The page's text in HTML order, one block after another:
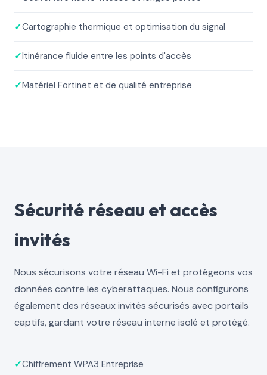
✓Cartographie thermique et optimisation du signal
✓Itinérance fluide entre les points d'accès
✓Matériel Fortinet et de qualité entreprise
Sécurité réseau et accès
invités
Nous sécurisons votre réseau Wi-Fi et protégeons vos
données contre les cyberattaques. Nous configurons
également des réseaux invités sécurisés avec portails
captifs, gardant votre réseau interne isolé et protégé.
✓Chiffrement WPA3 Entreprise